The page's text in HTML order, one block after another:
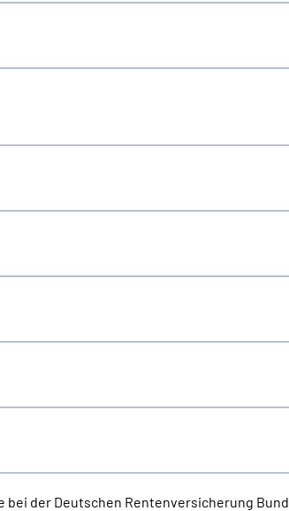
der Deutschen Rentenversicherung Bund